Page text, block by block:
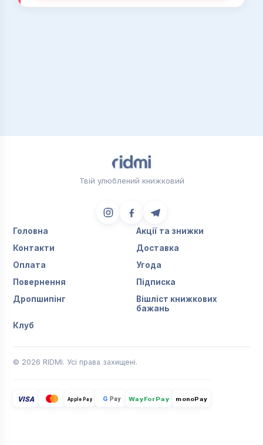
Твій улюблений книжковий
Головна
Акції та знижки
Контакти
Доставка
Оплата
Угода
Повернення
Підписка
Дропшипінг
Вішліст книжкових
бажань
Клуб
© 2026 RIDMI. Усі права захищені.
VISA Apple Pay G Pay WayForPay monoPay